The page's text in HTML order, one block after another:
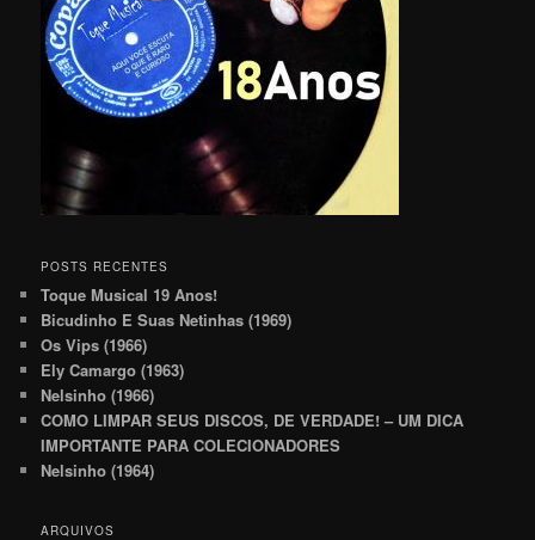
POSTS RECENTES
Toque Musical 19 Anos!
Bicudinho E Suas Netinhas (1969)
Os Vips (1966)
Ely Camargo (1963)
Nelsinho (1966)
COMO LIMPAR SEUS DISCOS, DE VERDADE! – UM DICA
IMPORTANTE PARA COLECIONADORES
Nelsinho (1964)
ARQUIVOS